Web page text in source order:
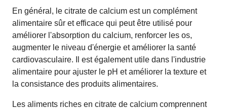
En général, le citrate de calcium est un complément
alimentaire sûr et efficace qui peut être utilisé pour
améliorer l'absorption du calcium, renforcer les os,
augmenter le niveau d'énergie et améliorer la santé
cardiovasculaire. Il est également utile dans l'industrie
alimentaire pour ajuster le pH et améliorer la texture et
la consistance des produits alimentaires.
Les aliments riches en citrate de calcium comprennent